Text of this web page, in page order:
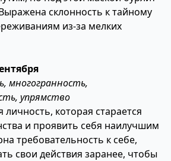
склонность к тайному
из-за мелких
многогранность,
упрямство
которая старается
и проявить себя наилучшим
требовательность к себе,
свои действия заранее, чтобы